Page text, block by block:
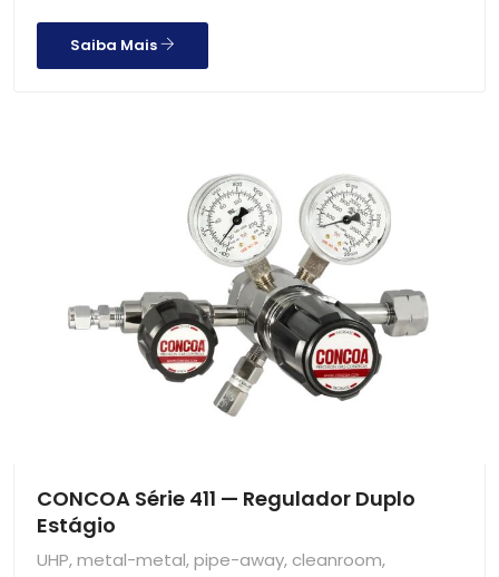
Saiba Mais
CONCOA Série 411 — Regulador Duplo
Estágio
UHP, metal-metal, pipe-away, cleanroom,